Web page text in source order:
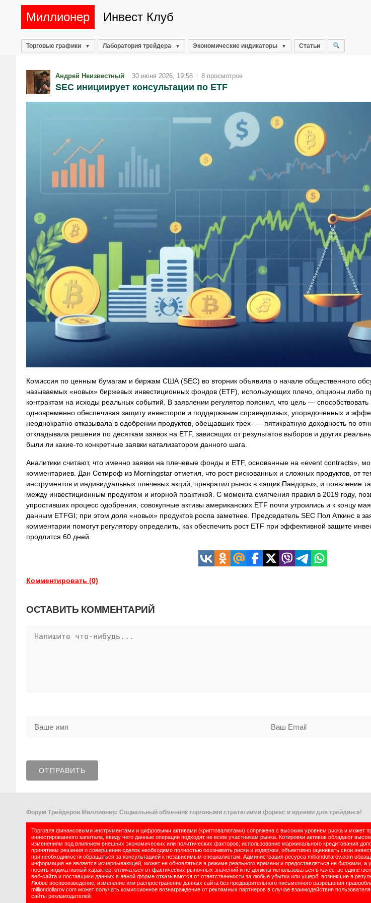
Миллионер Инвест Клуб
Торговые графики Лаборатория трейдера Экономические индикаторы Статьи
Андрей Неизвестный 30 июня 2026, 19:58 | 8 просмотров
SEC инициирует консультации по ETF
Комиссия по ценным бумагам и биржам США (SEC) во вторник объявила о начале общественного
называемых «новых» биржевых инвестиционных фондов (ETF), использующих плечо, опционы либо
контрактам на исходы реальных событий. В заявлении регулятор пояснил, что цель —
одновременно обеспечивая защиту инвесторов и поддержание справедливых, упорядоченных и
неоднократно отказывала в одобрении продуктов, обещавших трех- — пятикратную доходность по
откладывала решения по десяткам заявок на ETF, зависящих от результатов выборов и других
были ли какие-то конкретные заявки катализатором данного шага.
Аналитики считают, что именно заявки на плечевые фонды и ETF, основанные на «event contracts»,
комментариев. Дан Сотироф из Morningstar отметил, что рост рискованных и сложных продуктов, от
инструментов и индивидуальных плечевых акций, превратил рынок в «ящик Пандоры», и появление
между инвестиционным продуктом и игорной практикой. С момента смягчения правил в 2019 году,
упростивших процесс одобрения, совокупные активы американских ETF почти утроились и к концу
данным ETFGI; при этом доля «новых» продуктов росла заметнее. Председатель SEC Пол Аткинс в
комментарии помогут регулятору определить, как обеспечить рост ETF при эффективной защите
продлится 60 дней.
Комментировать (0)
ОСТАВИТЬ КОММЕНТАРИЙ
Форум Трейдеров Миллионер: Социальный обменник торговыми стратегиями форекс и идеями для трейдинга!
Торговля финансовыми инструментами и цифровыми активами (криптовалютами) сопряжена с высоким уровнем риска и может
инвестированного капитала, ввиду чего данные операции подходят не всем участникам рынка. Котировки активов обладают
изменениям под влиянием внешних экономических или политических факторов; использование маржинального кредитования
принятием решения о совершении сделок необходимо полностью осознавать риски и издержки, объективно оценивать свои
при необходимости обращаться за консультацией к независимым специалистам. Администрация ресурса milliondollarov.com
информация не является исчерпывающей, может не обновляться в режиме реального времени и предоставляться не биржами, а
носить индикативный характер, отличаться от фактических рыночных значений и не должны использоваться в качестве
веб-сайта и поставщики данных в явной форме отказываются от ответственности за любые убытки или ущерб, возникшие в
Любое воспроизведение, изменение или распространение данных сайта без предварительного письменного разрешения
milliondollarov.com может получать комиссионное вознаграждение от рекламных партнеров в случае взаимодействия
сайты рекламодателей.